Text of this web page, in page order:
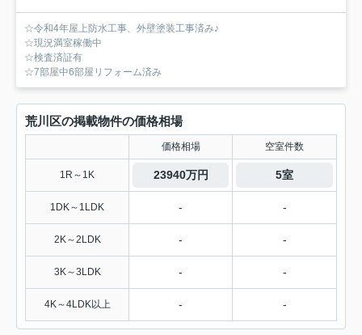
☆令和4年屋上防水工事、外壁塗装工事済み♪
☆現況満室稼働中
☆検査済証有
☆7部屋中6部屋リフォーム済み
荒川区の掲載物件の価格相場
価格相場 空室件数
1R～1K 23940万円 5室
1DK～1LDK - -
2K～2LDK - -
3K～3LDK - -
4K～4LDK以上 - -